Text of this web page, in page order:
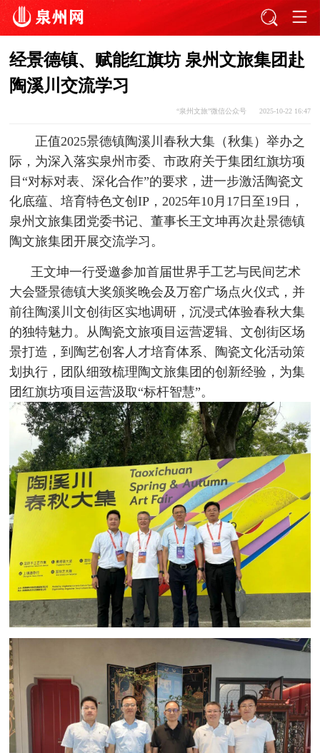
经景德镇、赋能红旗坊 泉州文旅集团赴
陶溪川交流学习
“泉州文旅”微信公众号 2025-10-22 16:47
正值2025景德镇陶溪川春秋大集（秋集）举办之
际，为深入落实泉州市委、市政府关于集团红旗坊项
目“对标对表、深化合作”的要求，进一步激活陶瓷文
化底蕴、培育特色文创IP，2025年10月17日至19日，
泉州文旅集团党委书记、董事长王文坤再次赴景德镇
陶文旅集团开展交流学习。
王文坤一行受邀参加首届世界手工艺与民间艺术
大会暨景德镇大奖颁奖晚会及万窑广场点火仪式，并
前往陶溪川文创街区实地调研，沉浸式体验春秋大集
的独特魅力。从陶瓷文旅项目运营逻辑、文创街区场
景打造，到陶艺创客人才培育体系、陶瓷文化活动策
划执行，团队细致梳理陶文旅集团的创新经验，为集
团红旗坊项目运营汲取“标杆智慧”。